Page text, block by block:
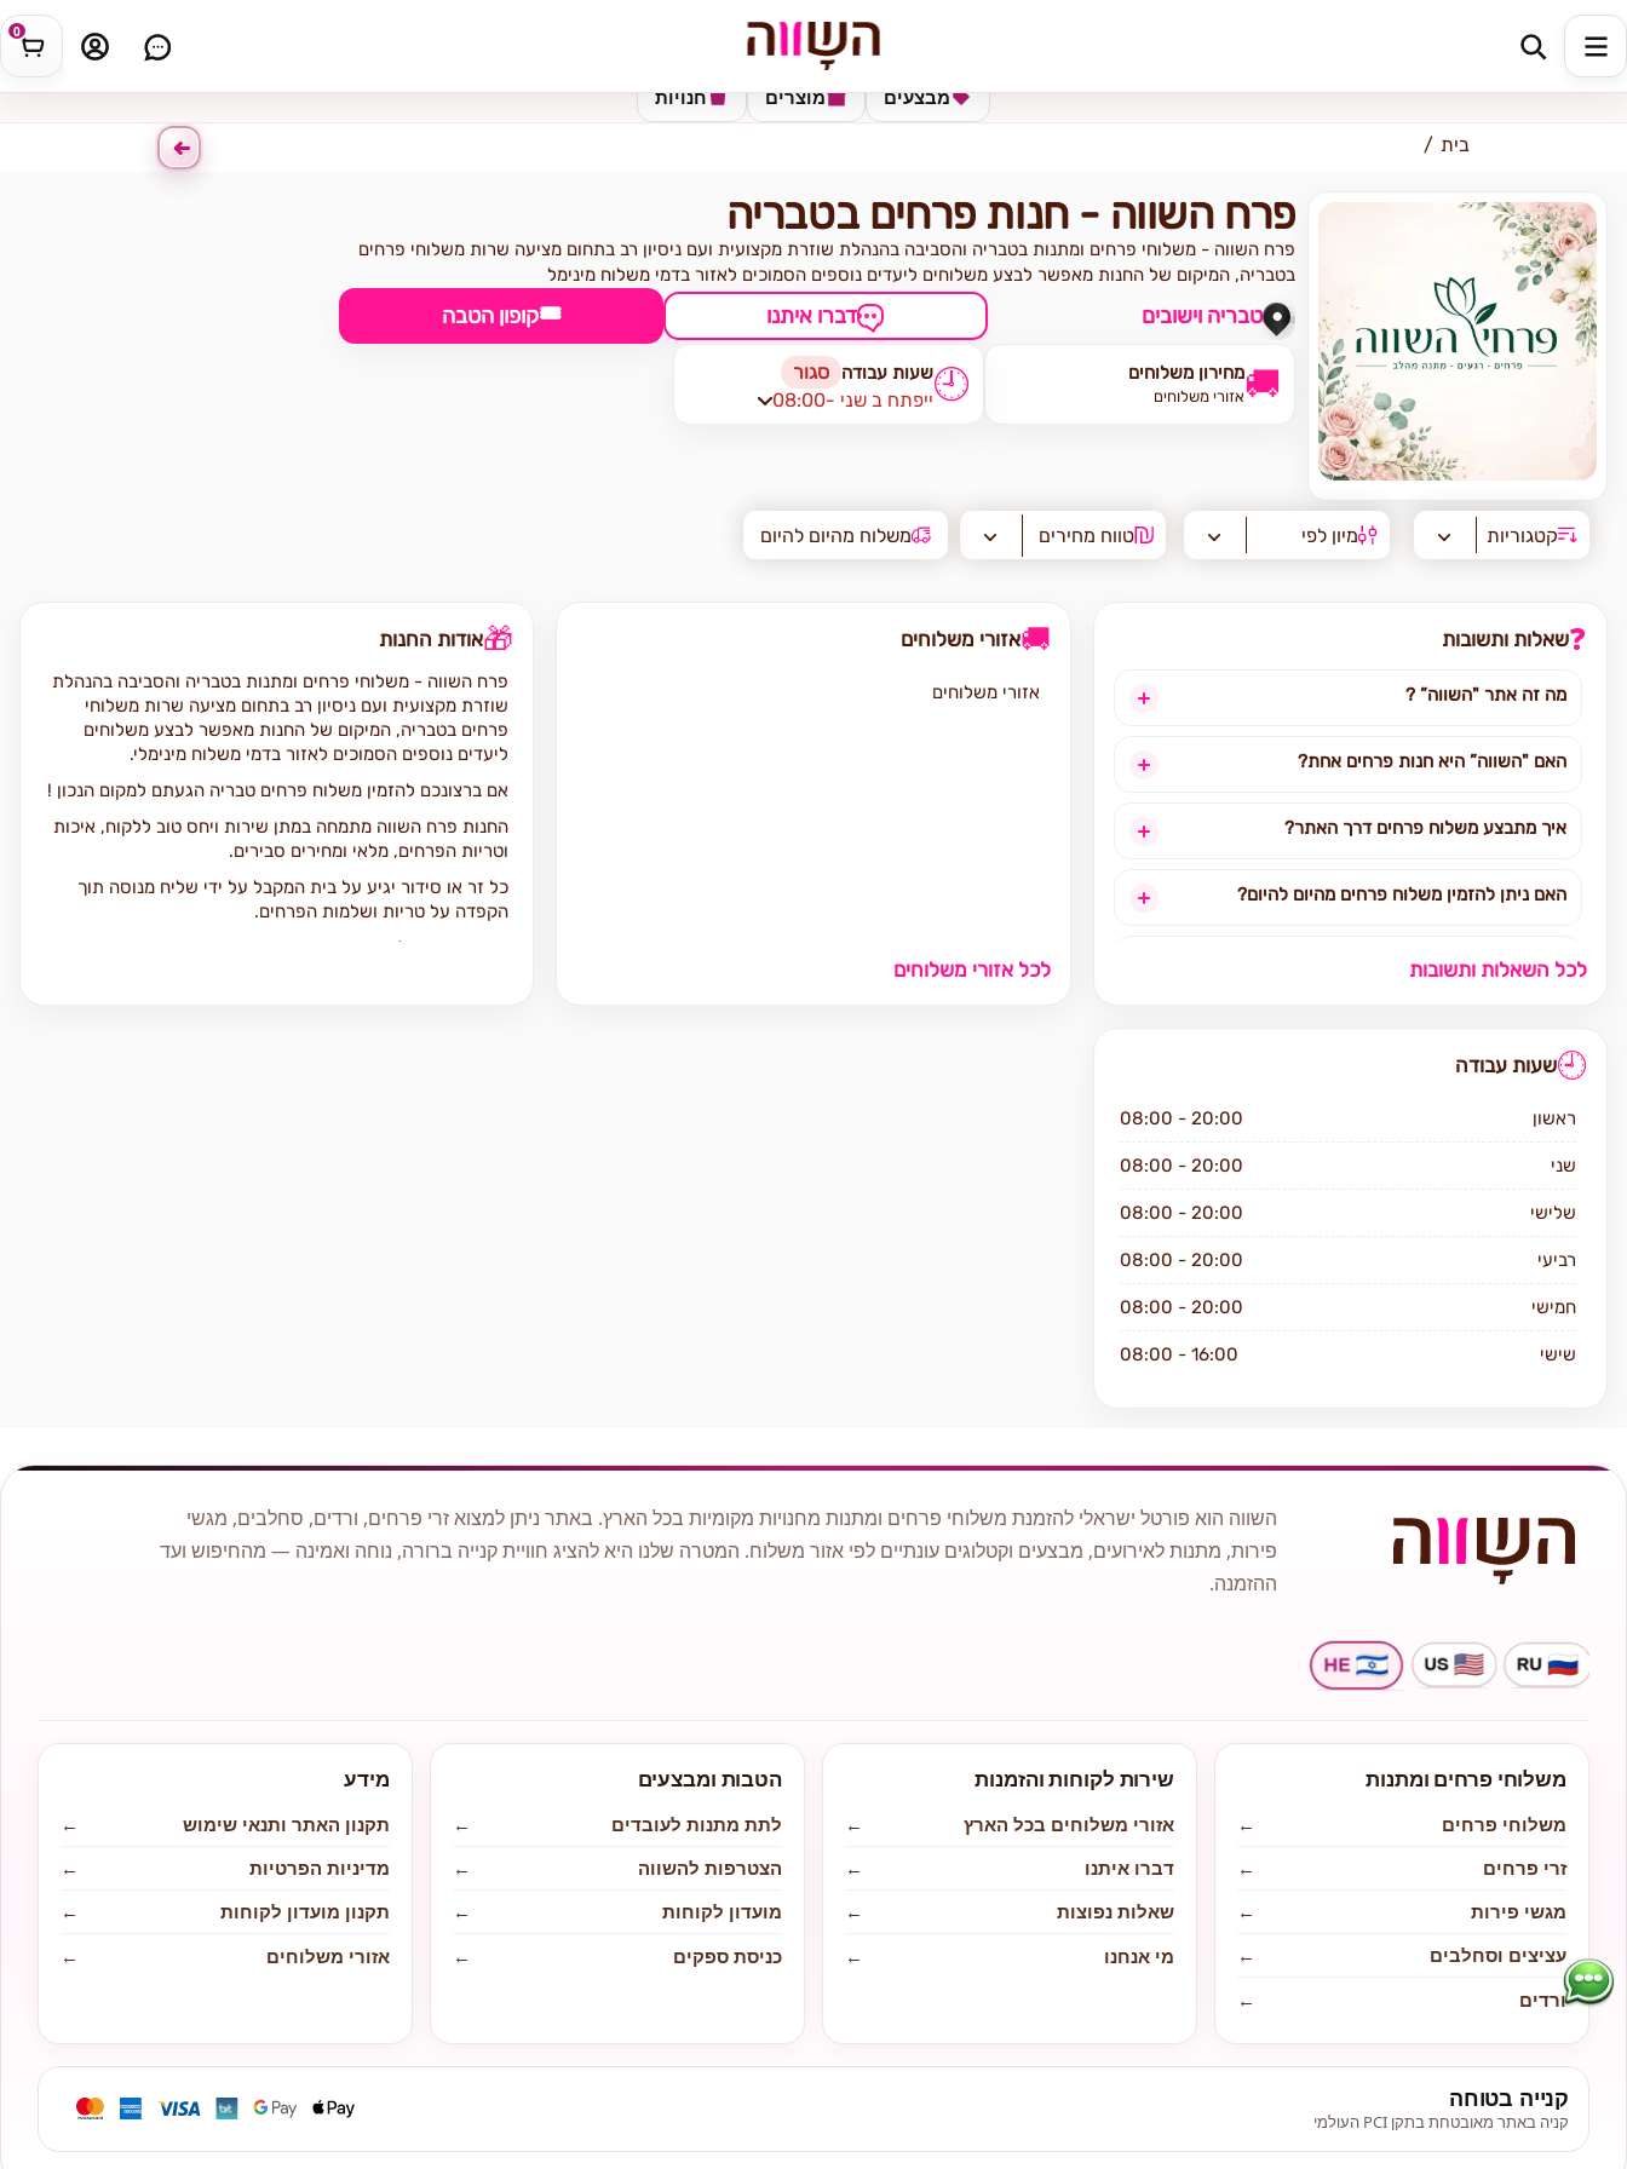
0 כתובת למשלוח
חנויות מוצרים מבצעים
בית
פרח השווה - חנות פרחים בטבריה
פרח השווה - משלוחי פרחים ומתנות בטבריה והסביבה בהנהלת שוזרת מקצועית ועם ניסיון רב בתחום מציעה שרות משלוחי פרחים
בטבריה, המיקום של החנות מאפשר לבצע משלוחים ליעדים נוספים הסמוכים לאזור בדמי משלוח מינימל
טבריה וישובים דברו איתנו קופון הטבה🎟
מחירון משלוחים
אזורי משלוחים🚚 שעות עבודה
סגור
08:00- ייפתח ב שני🕘
קטגוריות מיון לפי טווח מחירים משלוח מהיום להיום
❓שאלות ותשובות
מה זה אתר "השווה” ?
האם "השווה” היא חנות פרחים אחת?
איך מתבצע משלוח פרחים דרך האתר?
האם ניתן להזמין משלוח פרחים מהיום להיום?
לאילו אזורים בארץ ניתן להזמין משלוחים?
לכל השאלות ותשובות
🚚אזורי משלוחים
אזורי משלוחים
לכל אזורי משלוחים
🎁אודות החנות
פרח השווה - משלוחי פרחים ומתנות בטבריה והסביבה בהנהלת
שוזרת מקצועית ועם ניסיון רב בתחום מציעה שרות משלוחי
פרחים בטבריה, המיקום של החנות מאפשר לבצע משלוחים
ליעדים נוספים הסמוכים לאזור בדמי משלוח מינימלי.
אם ברצונכם להזמין משלוח פרחים טבריה הגעתם למקום הנכון !
החנות פרח השווה מתמחה במתן שירות ויחס טוב ללקוח, איכות
וטריות הפרחים, מלאי ומחירים סבירים.
כל זר או סידור יגיע על בית המקבל על ידי שליח מנוסה תוך
הקפדה על טריות ושלמות הפרחים.
אתם מוזמנים להתרשם ממגוון פרחים ומתנות שבאתר.
🕘שעות עבודה
ראשון 08:00 - 20:00
שני 08:00 - 20:00
שלישי 08:00 - 20:00
רביעי 08:00 - 20:00
חמישי 08:00 - 20:00
שישי 08:00 - 16:00
השווה הוא פורטל ישראלי להזמנת משלוחי פרחים ומתנות מחנויות מקומיות בכל הארץ. באתר ניתן למצוא זרי פרחים, ורדים, סחלבים, מגשי
פירות, מתנות לאירועים, מבצעים וקטלוגים עונתיים לפי אזור משלוח. המטרה שלנו היא להציג חוויית קנייה ברורה, נוחה ואמינה — מהחיפוש ועד
ההזמנה.
משלוחי פרחים ומתנות
משלוחי פרחים
←
זרי פרחים
←
מגשי פירות
←
עציצים וסחלבים
←
ורדים
←
שירות לקוחות והזמנות
אזורי משלוחים בכל הארץ
←
דברו איתנו
←
שאלות נפוצות
←
מי אנחנו
←
הטבות ומבצעים
לתת מתנות לעובדים
←
הצטרפות להשווה
←
מועדון לקוחות
←
כניסת ספקים
←
מידע
תקנון האתר ותנאי שימוש
←
מדיניות הפרטיות
←
תקנון מועדון לקוחות
←
אזורי משלוחים
←
קנייה בטוחה
קניה באתר מאובטחת בתקן PCI העולמי